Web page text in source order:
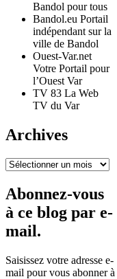
Bandol pour tous
Bandol.eu Portail
indépendant sur la
ville de Bandol
Ouest-Var.net
Votre Portail pour
l’Ouest Var
TV 83 La Web
TV du Var
Archives
Archives
Abonnez-vous
à ce blog par e-
mail.
Saisissez votre adresse e-
mail pour vous abonner à